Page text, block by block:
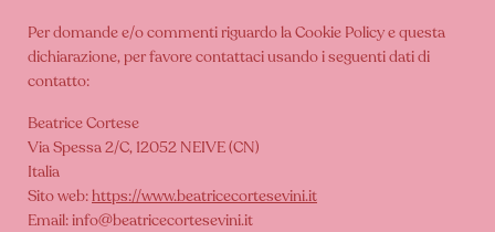
Per domande e/o commenti riguardo la Cookie Policy e questa
dichiarazione, per favore contattaci usando i seguenti dati di
contatto:
Beatrice Cortese
Via Spessa 2/C, 12052 NEIVE (CN)
Italia
Sito web:https://www.beatricecortesevini.it
Email: info@beatricecortesevini.it